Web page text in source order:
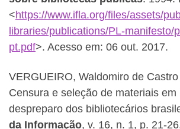
<https://www.ifla.org/files/assets/
libraries/publications/PL-manifesto/
pt.pdf>. Acesso em: 06 out. 2017.
VERGUEIRO, Waldomiro de
Censura e seleção de materiais
despreparo dos bibliotecários
da Informação, v. 16, n. 1, p. 21-